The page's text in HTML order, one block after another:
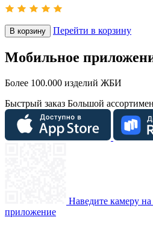
В корзину Перейти в корзину
Мобильное
Более 100.000 изделий ЖБИ
Быстрый заказ Большой
Наведите камеру
приложение